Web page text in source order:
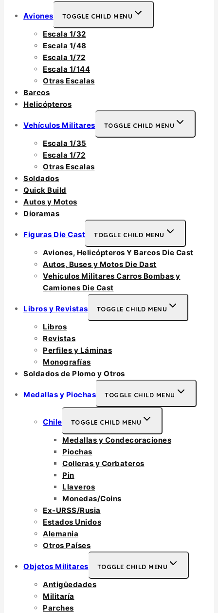
Aviones TOGGLE CHILD MENU
Escala 1/32
Escala 1/48
Escala 1/72
Escala 1/144
Otras Escalas
Barcos
Helicópteros
Vehículos Militares TOGGLE CHILD MENU
Escala 1/35
Escala 1/72
Otras Escalas
Soldados
Quick Build
Autos y Motos
Dioramas
Figuras Die Cast TOGGLE CHILD MENU
Aviones, Helicópteros Y Barcos Die Cast
Autos, Buses y Motos Die Dast
Vehículos Militares Carros Bombas y
Camiones Die Cast
Libros y Revistas TOGGLE CHILD MENU
Libros
Revistas
Perfiles y Láminas
Monografías
Soldados de Plomo y Otros
Medallas y Piochas TOGGLE CHILD MENU
Chile TOGGLE CHILD MENU
Medallas y Condecoraciones
Piochas
Colleras y Corbateros
Pin
Llaveros
Monedas/Coins
Ex-URSS/Rusia
Estados Unidos
Alemania
Otros Países
Objetos Militares TOGGLE CHILD MENU
Antigüedades
Militaría
Parches